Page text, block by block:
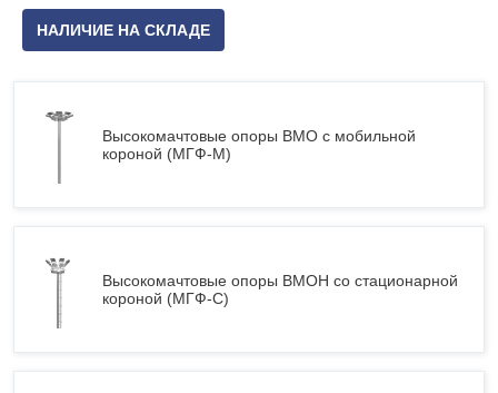
НАЛИЧИЕ НА СКЛАДЕ
Высокомачтовые опоры ВМО с мобильной
короной (МГФ-М)
Высокомачтовые опоры ВМОН со стационарной
короной (МГФ-С)